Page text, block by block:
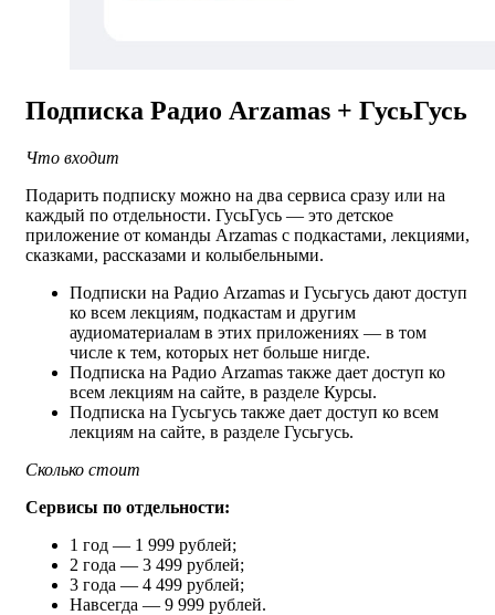
Подписка Радио Arzamas + ГусьГусь
Что входит
Подарить подписку можно на два сервиса сразу или на
каждый по отдельности. ГусьГусь — это детское
приложение от команды Arzamas с подкастами, лекциями,
сказками, рассказами и колыбельными.
Подписки на Радио Arzamas и Гусьгусь дают доступ
ко всем лекциям, подкастам и другим
аудиоматериалам в этих приложениях — в том
числе к тем, которых нет больше нигде.
Подписка на Радио Arzamas также дает доступ ко
всем лекциям на сайте, в разделе Курсы.
Подписка на Гусьгусь также дает доступ ко всем
лекциям на сайте, в разделе Гусьгусь.
Сколько стоит
Сервисы по отдельности:
1 год — 1 999 рублей;
2 года — 3 499 рублей;
3 года — 4 499 рублей;
Навсегда — 9 999 рублей.